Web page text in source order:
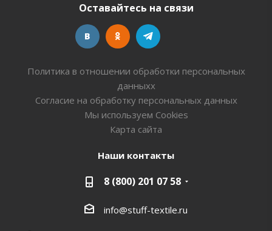
Оставайтесь на связи
Политика в отношении обработки персональных
данныхх
Согласие на обработку персональных данных
Мы используем Cookies
Карта сайта
Наши контакты
8 (800) 201 07 58
info@stuff-textile.ru